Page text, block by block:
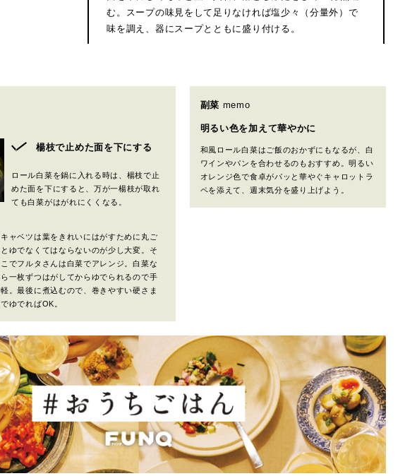
む。スープの味見をして足りなければ塩少々（分量外）で
味を調え、器にスープとともに盛り付ける。
楊枝で止めた面を下にする
ロール白菜を鍋に入れる時は、楊枝で止
めた面を下にすると、万が一楊枝が取れ
ても白菜がはがれにくくなる。
キャベツは葉をきれいにはがすために丸ご
とゆでなくてはならないのが少し大変。そ
こでフルタさんは白菜でアレンジ。白菜な
ら一枚ずつはがしてからゆでられるので手
軽。最後に煮込むので、巻きやすい硬さま
でゆでればOK。
副菜 memo
明るい色を加えて華やかに
和風ロール白菜はご飯のおかずにもなるが、白
ワインやパンを合わせるのもおすすめ。明るい
オレンジ色で食卓がパッと華やぐキャロットラ
ペを添えて、週末気分を盛り上げよう。